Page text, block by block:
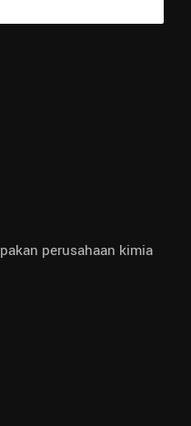
perusahaan kimia